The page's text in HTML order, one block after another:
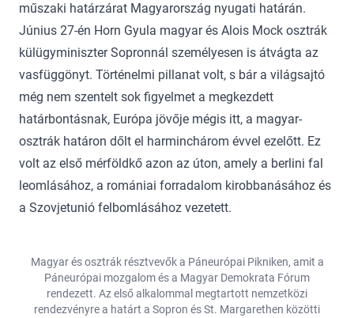
műszaki határzárat Magyarország nyugati határán.
Június 27-én Horn Gyula magyar és Alois Mock osztrák
külügyminiszter Sopronnál személyesen is átvágta az
vasfüggönyt. Történelmi pillanat volt, s bár a világsajtó
még nem szentelt sok figyelmet a megkezdett
határbontásnak, Európa jövője mégis itt, a magyar-
osztrák határon dőlt el harminchárom évvel ezelőtt. Ez
volt az első mérföldkő azon az úton, amely a berlini fal
leomlásához, a romániai forradalom kirobbanásához és
a Szovjetunió felbomlásához vezetett.
Magyar és osztrák résztvevők a Páneurópai Pikniken, amit a
Páneurópai mozgalom és a Magyar Demokrata Fórum
rendezett. Az első alkalommal megtartott nemzetközi
rendezvényre a határt a Sopron és St. Margarethen közötti